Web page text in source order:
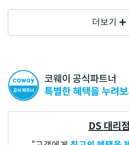
더보기
코웨이 공식파트너
특별한 혜택을 누려
DS 대리점